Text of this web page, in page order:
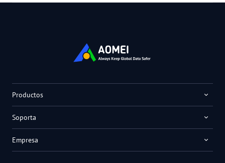
Productos
Soporta
Empresa